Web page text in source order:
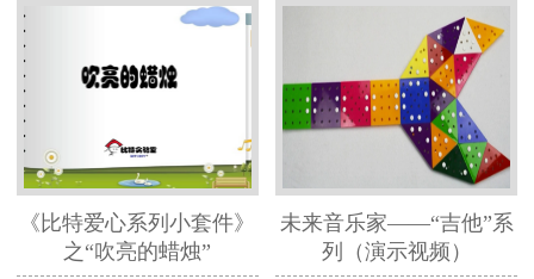
《比特爱心系列小套件》
之“吹亮的蜡烛”
未来音乐家——“吉他”系
列（演示视频）